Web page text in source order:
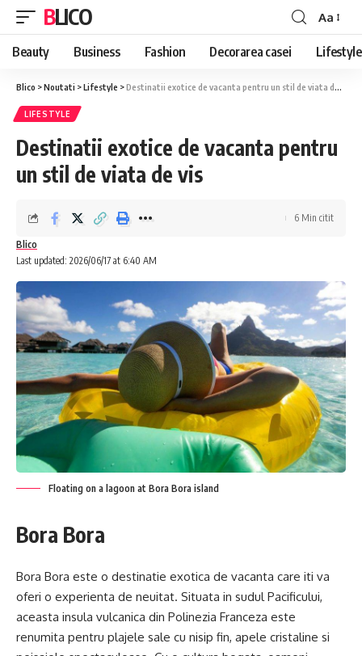
BLICO
Font
Resizer
Aa
Beauty Business Fashion Decorarea casei Lifestyle
Blico >Noutati >Lifestyle >Destinatii exotice de vacanta pentru un stil de viata de vis
LIFESTYLE
Destinatii exotice de vacanta pentru
un stil de viata de vis
Last updated: 2026/06/17 at 6:40 AM
Blico
6 Min citit
Floating on a lagoon at Bora Bora island
Bora Bora
Bora Bora este o destinatie exotica de vacanta care iti va
oferi o experienta de neuitat. Situata in sudul Pacificului,
aceasta insula vulcanica din Polinezia Franceza este
renumita pentru plajele sale cu nisip fin, apele cristaline si